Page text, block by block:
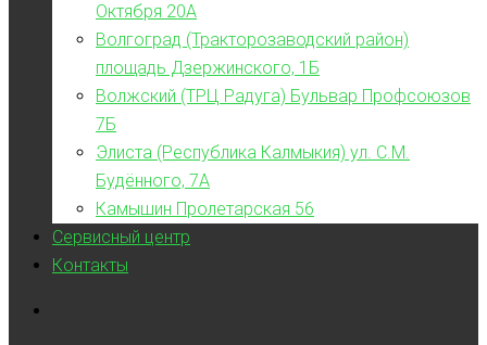
Октября 20А
Волгоград (Тракторозаводский район)
площадь Дзержинского, 1Б
Волжский (ТРЦ Радуга) Бульвар Профсоюзов
7Б
Элиста (Республика Калмыкия) ул. С.М.
Будённого, 7А
Камышин Пролетарская 56
Сервисный центр
Контакты